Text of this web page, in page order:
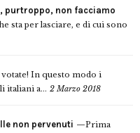
purtroppo, non facciamo
sta per lasciare, e di cui sono
votate! In questo modo i
italiani a... 2 Marzo 2018
non pervenuti
Prima